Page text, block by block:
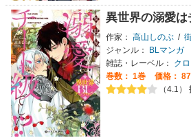
異世界の溺愛
作家： 高山しのぶ /
ジャンル：
BLマンガ
雑誌・レーベル：
ク
巻数： 1巻
価格：
（4.1